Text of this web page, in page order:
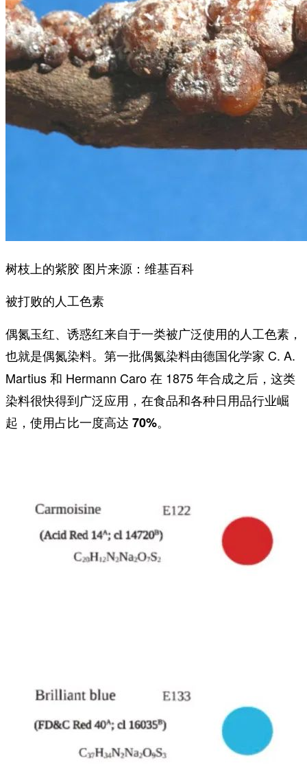
树枝上的紫胶 图片来源：维基百科
被打败的人工色素
偶氮玉红、诱惑红来自于一类被广泛使用的人工色素，
也就是偶氮染料。第一批偶氮染料由德国化学家 C. A.
Martius 和 Hermann Caro 在 1875 年合成之后，这类
染料很快得到广泛应用，在食品和各种日用品行业崛
起， 使用占比一度高达 70%。